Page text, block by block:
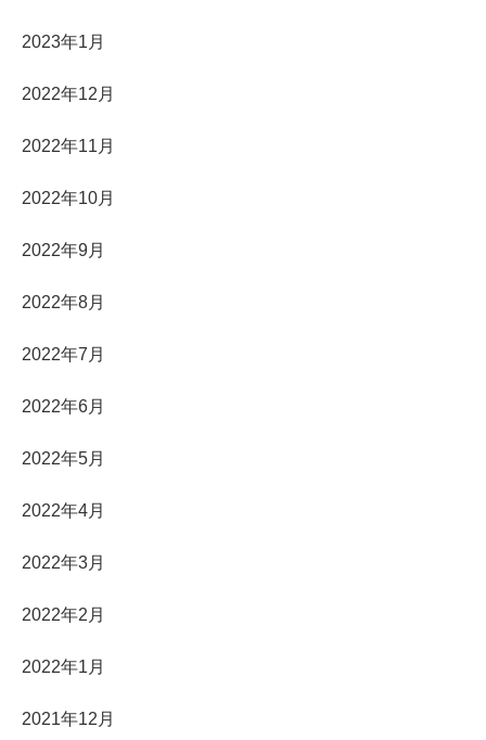
2023年1月
2022年12月
2022年11月
2022年10月
2022年9月
2022年8月
2022年7月
2022年6月
2022年5月
2022年4月
2022年3月
2022年2月
2022年1月
2021年12月